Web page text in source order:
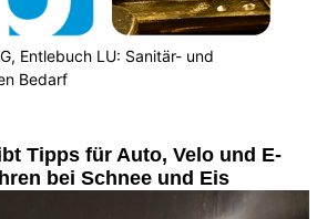
Entlebuch LU: Sanitär- und
Bedarf
Tipps für Auto, Velo und E-
bei Schnee und Eis